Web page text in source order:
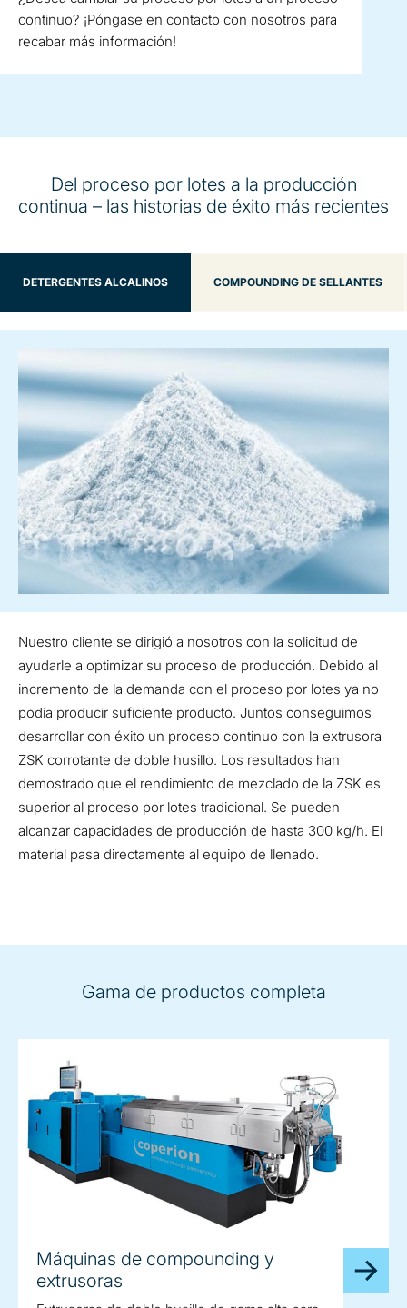
continuo? ¡Póngase en contacto con nosotros para
recabar más información!
Del proceso por lotes a la producción
continua – las historias de éxito más recientes
DETERGENTES ALCALINOS COMPOUNDING DE SELLANTES
Nuestro cliente se dirigió a nosotros con la solicitud de
ayudarle a optimizar su proceso de producción. Debido al
incremento de la demanda con el proceso por lotes ya no
podía producir suficiente producto. Juntos conseguimos
desarrollar con éxito un proceso continuo con la extrusora
ZSK corrotante de doble husillo. Los resultados han
demostrado que el rendimiento de mezclado de la ZSK es
superior al proceso por lotes tradicional. Se pueden
alcanzar capacidades de producción de hasta 300 kg/h. El
material pasa directamente al equipo de llenado.
Gama de productos completa
Máquinas de compounding y
extrusoras